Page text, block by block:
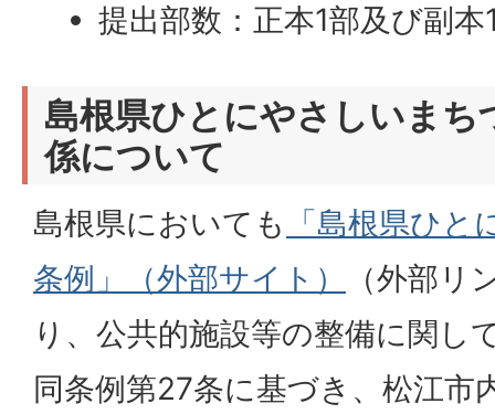
提出部数：正本1部及び副
島根県ひとにやさしいまち
係について
島根県においても
「島根県ひ
条例」（外部サイト）
（外部リ
り、公共的施設等の整備に関し
同条例第27条に基づき、松江市